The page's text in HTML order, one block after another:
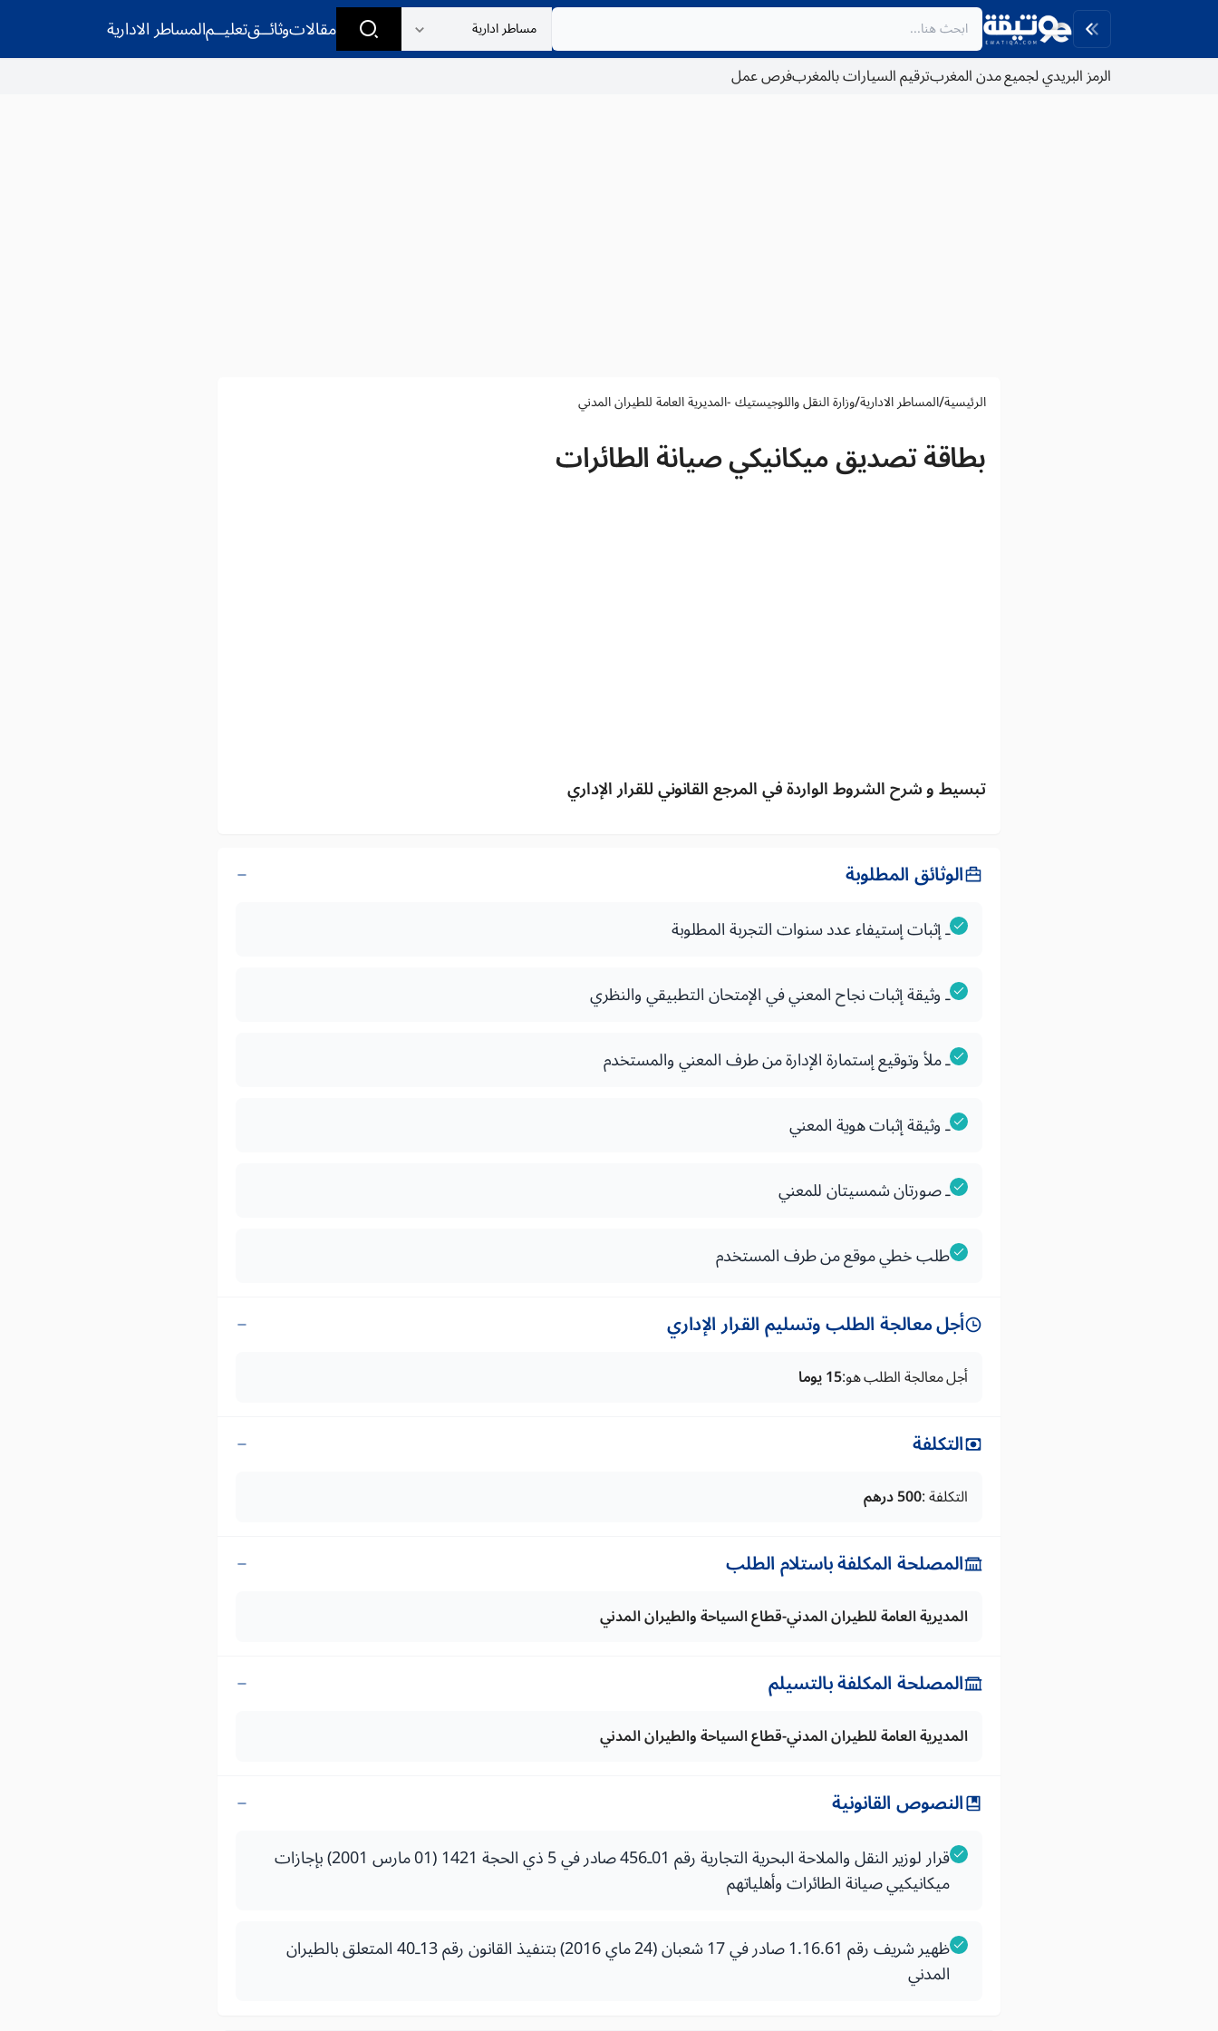
مقالاتوثائــقتعليــمالمساطر الادارية
الرمز البريدي لجميع مدن المغربترقيم السيارات بالمغربفرص عمل
الرئيسية/المساطر الادارية/وزارة النقل واللوجيستيك -المديرية العامة للطيران المدني
بطاقة تصديق ميكانيكي صيانة الطائرات
تبسيط و شرح الشروط الواردة في المرجع القانوني للقرار الإداري
الوثائق المطلوبة
ـ إثبات إستيفاء عدد سنوات التجربة المطلوبة
ـ وثيقة إثبات نجاح المعني في الإمتحان التطبيقي والنظري
ـ ملأ وتوقيع إستمارة الإدارة من طرف المعني والمستخدم
ـ وثيقة إثبات هوية المعني
ـ صورتان شمسيتان للمعني
طلب خطي موقع من طرف المستخدم
أجل معالجة الطلب وتسليم القرار الإداري
أجل معالجة الطلب هو:15 يوما
التكلفة
التكلفة :500 درهم
المصلحة المكلفة باستلام الطلب
المديرية العامة للطيران المدني-قطاع السياحة والطيران المدني
المصلحة المكلفة بالتسيلم
المديرية العامة للطيران المدني-قطاع السياحة والطيران المدني
النصوص القانونية
قرار لوزير النقل والملاحة البحرية التجارية رقم 01ـ456 صادر في 5 ذي الحجة 1421 (01 مارس 2001) بإجازات
ميكانيكيي صيانة الطائرات وأهلياتهم
ظهير شريف رقم 1.16.61 صادر في 17 شعبان (24 ماي 2016) بتنفيذ القانون رقم 13ـ40 المتعلق بالطيران
المدني